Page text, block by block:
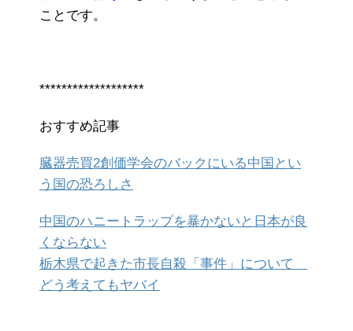
ことです。
*******************
おすすめ記事
臓器売買2創価学会のバックにいる中国とい
う国の恐ろしさ
中国のハニートラップを暴かないと日本が良
くならない
栃木県で起きた市長自殺「事件」について
どう考えてもヤバイ